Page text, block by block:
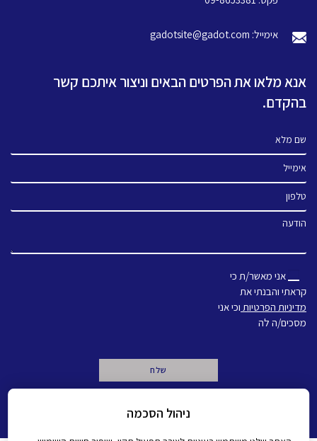
אימייל: gadotsite@gadot.com
אנא מלאו את הפרטים הבאים וניצור איתכם קשר
בהקדם.
שם מלא
אימייל
טלפון
הודעה
אני מאשר/ת כי
קראתי והבנתי את
מדיניות הפרטיות וכי אני
מסכים/ה לה
ניהול הסכמה